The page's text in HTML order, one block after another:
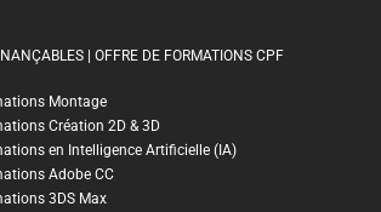
| OFFRE DE FORMATIONS CPF
Montage
Création 2D & 3D
en Intelligence Artificielle (IA)
Adobe CC
3DS Max